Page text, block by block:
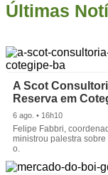
Últimas
A Scot
Reserva em
6 ago. • 16h10
Felipe Fabbri,
ministrou palestra
o.